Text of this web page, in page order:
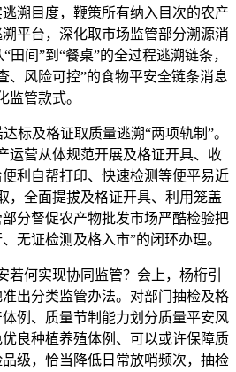
目度，鞭策所有纳入目次的农产
平台，深化取市场监管部分溯源消
田间”到“餐桌”的全过程逃溯链条，
、风险可控”的食物平安全链条消息
监管款式。
及格证取质量逃溯“两项轨制”。
运营从体规范开展及格证开具、收
利自帮打印、快速检测等便平易近
，全面提拔及格证开具、利用笼盖
分督促农产物批发市场严酷检验把
无证检测及格入市”的闭环办理。
何实现协同监管？会上，杨桁引
出分类监管办法。对部门抽检及格
例、质量节制能力划分质量平安风
良种植养殖体例、可以或许保障质
级，恰当降低日常放哨频次，抽检